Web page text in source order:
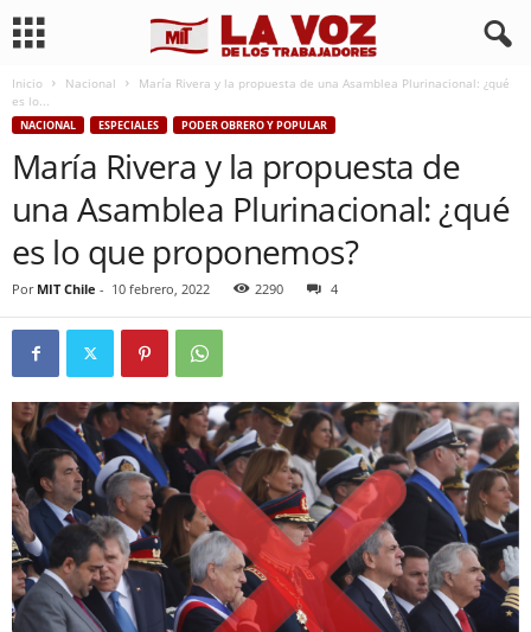
Inicio Nacional
María Rivera y la propuesta de una Asamblea Plurinacional: ¿qué
es lo...
NACIONAL ESPECIALES PODER OBRERO Y POPULAR
María Rivera y la propuesta de
una Asamblea Plurinacional: ¿qué
es lo que proponemos?
Por MIT Chile - 10 febrero, 2022 2290 4